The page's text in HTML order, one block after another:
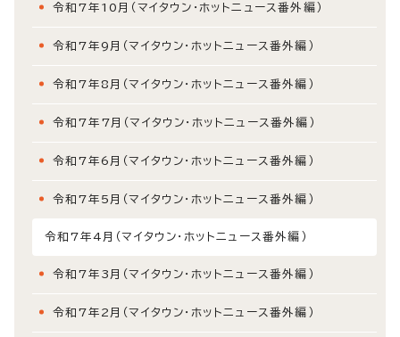
令和7年10月（マイタウン・ホットニュース番外編）
令和7年9月（マイタウン・ホットニュース番外編）
令和7年8月（マイタウン・ホットニュース番外編）
令和7年7月（マイタウン・ホットニュース番外編）
令和7年6月（マイタウン・ホットニュース番外編）
令和7年5月（マイタウン・ホットニュース番外編）
令和7年4月（マイタウン・ホットニュース番外編）
令和7年3月（マイタウン・ホットニュース番外編）
令和7年2月（マイタウン・ホットニュース番外編）